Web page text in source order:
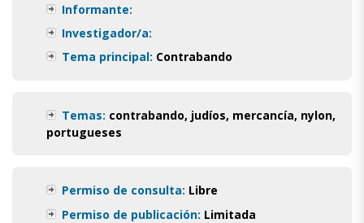
Informante:
Investigador/a:
Tema principal: Contrabando
Temas: contrabando, judíos, mercancía, nylon,
portugueses
Permiso de consulta: Libre
Permiso de publicación: Limitada